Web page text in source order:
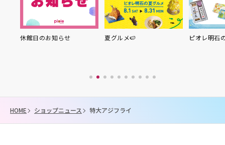
知らせ 夏グルメ🍉 ピオレ明石の夏の贈り物
HOME ショップニュース 特大アジフライ